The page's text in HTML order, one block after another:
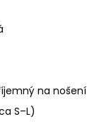
na nošení
S–L)